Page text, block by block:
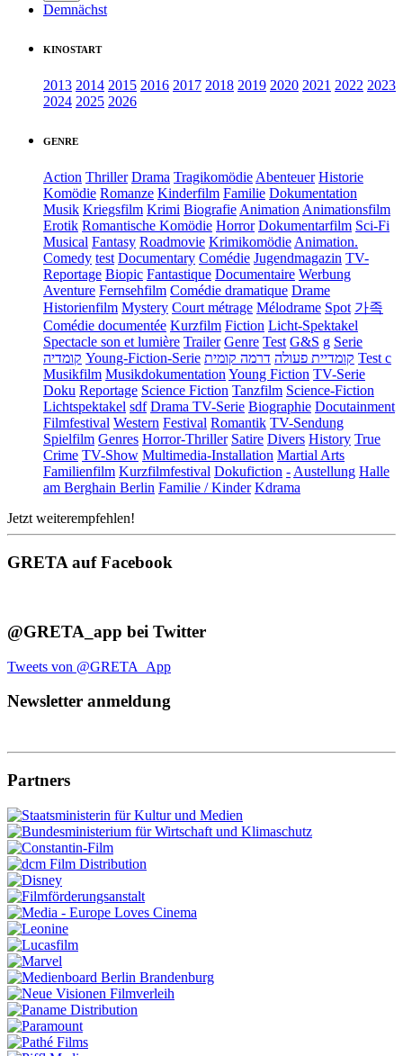
Demnächst
KINOSTART
2013 2014 2015 2016 2017 2018 2019 2020 2021 2022 2023
2024 2025 2026
GENRE
Action Thriller Drama Tragikomödie Abenteuer Historie
Komödie Romanze Kinderfilm Familie Dokumentation
Musik Kriegsfilm Krimi Biografie Animation Animationsfilm
Erotik Romantische Komödie Horror Dokumentarfilm Sci-Fi
Musical Fantasy Roadmovie Krimikomödie Animation.
Comedy test Documentary Comédie Jugendmagazin TV-
Reportage Biopic Fantastique Documentaire Werbung
Aventure Fernsehfilm Comédie dramatique Drame
Historienfilm Mystery Court métrage Mélodrame Spot 가족
Comédie documentée Kurzfilm Fiction Licht-Spektakel
Spectacle son et lumière Trailer Genre Test G&S g Serie
קומדיה Young-Fiction-Serie קומדיית פעולה דרמה קומית
Test c
Musikfilm Musikdokumentation Young Fiction TV-Serie
Doku Reportage Science Fiction Tanzfilm Science-Fiction
Lichtspektakel sdf Drama TV-Serie Biographie Docutainment
Filmfestival Western Festival Romantik TV-Sendung
Spielfilm Genres Horror-Thriller Satire Divers History True
Crime TV-Show Multimedia-Installation Martial Arts
Familienfilm Kurzfilmfestival Dokufiction - Austellung Halle
am Berghain Berlin Familie / Kinder Kdrama
Jetzt weiterempfehlen!
GRETA auf Facebook
@GRETA_app bei Twitter
Tweets von @GRETA_App
Newsletter anmeldung
Partners